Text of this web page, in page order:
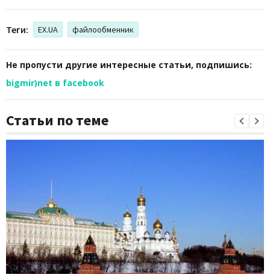
Теги: EX.UA файлообменник
Не пропусти другие интересные статьи, подпишись:
bigmir)net в facebook
Статьи по теме